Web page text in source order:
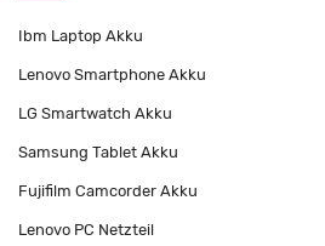
Ibm Laptop Akku
Lenovo Smartphone Akku
LG Smartwatch Akku
Samsung Tablet Akku
Fujifilm Camcorder Akku
Lenovo PC Netzteil